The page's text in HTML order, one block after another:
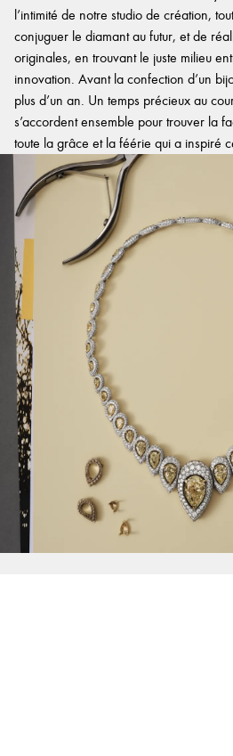
l’intimité de notre studio de création,
conjuguer le diamant au futur, et de
originales, en trouvant le juste milieu
innovation. Avant la confection d’un
plus d’un an. Un temps précieux au
s’accordent ensemble pour trouver la
toute la grâce et la féérie qui a inspiré